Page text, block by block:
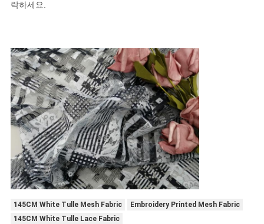
락하세요.
145CM White Tulle Mesh Fabric
Embroidery Printed Mesh Fabric
145CM White Tulle Lace Fabric